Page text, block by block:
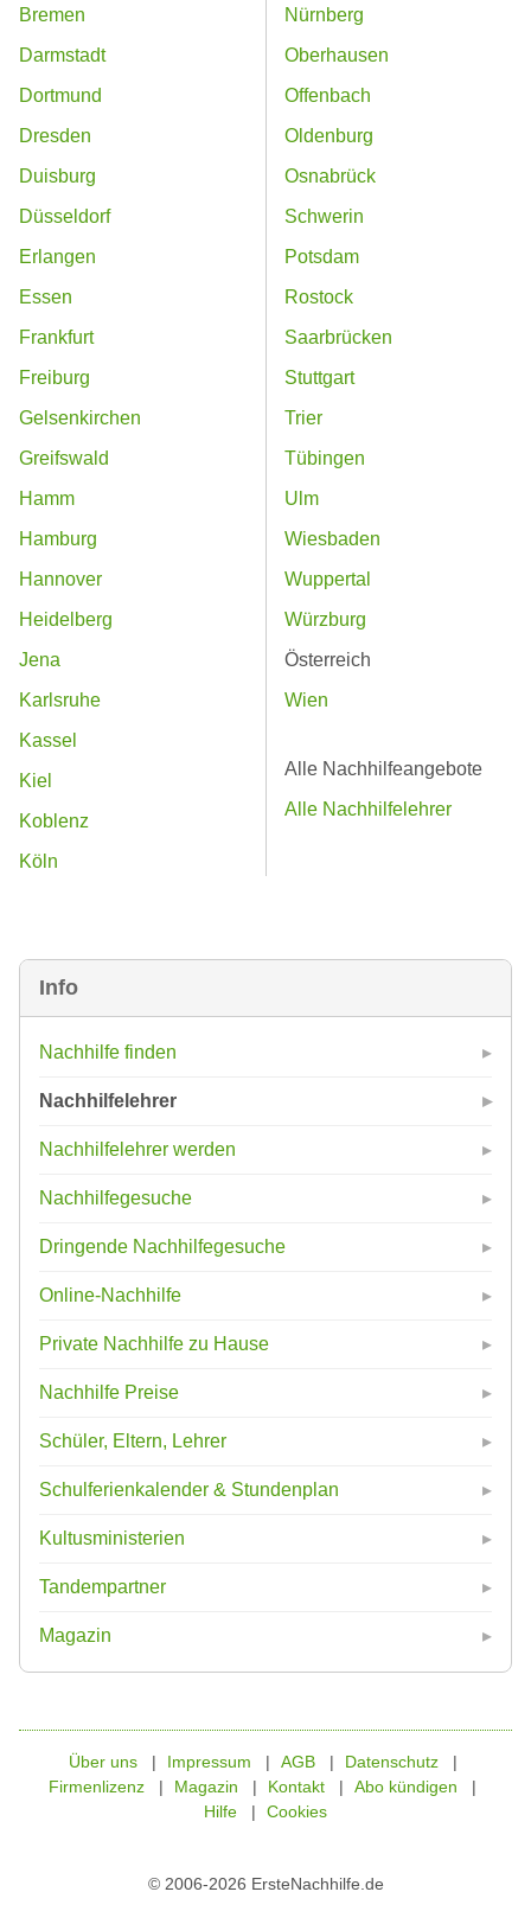
Info
Nachhilfe finden
Nachhilfelehrer
Nachhilfelehrer werden
Nachhilfegesuche
Dringende Nachhilfegesuche
Online-Nachhilfe
Private Nachhilfe zu Hause
Nachhilfe Preise
Schüler, Eltern, Lehrer
Schulferienkalender & Stundenplan
Kultusministerien
Tandempartner
Magazin
Bremen
Darmstadt
Dortmund
Dresden
Duisburg
Düsseldorf
Erlangen
Essen
Frankfurt
Freiburg
Gelsenkirchen
Greifswald
Hamm
Hamburg
Hannover
Heidelberg
Jena
Karlsruhe
Kassel
Kiel
Koblenz
Köln
Nürnberg
Oberhausen
Offenbach
Oldenburg
Osnabrück
Schwerin
Potsdam
Rostock
Saarbrücken
Stuttgart
Trier
Tübingen
Ulm
Wiesbaden
Wuppertal
Würzburg
Österreich
Wien
Alle Nachhilfeangebote
Alle Nachhilfelehrer
© 2006-2026 ErsteNachhilfe.de
Über uns Impressum AGB
Datenschutz
Firmenlizenz
Magazin Kontakt
Abo kündigen
Hilfe
Cookies